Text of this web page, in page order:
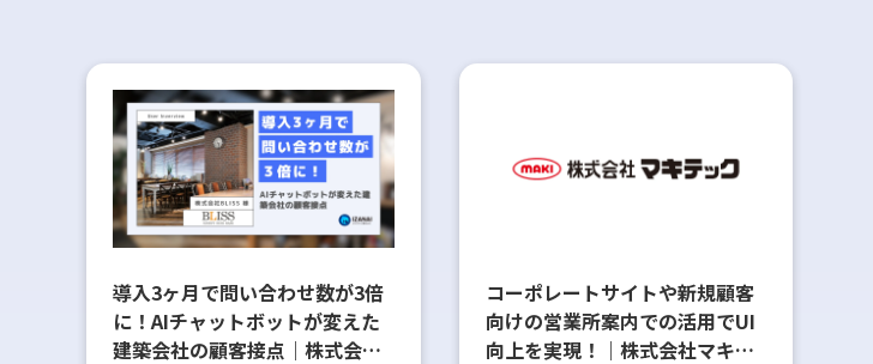
導入3ヶ月で問い合わせ数が3倍
に！AIチャットボットが変えた
建築会社の顧客接点｜株式会社
コーポレートサイトや新規顧客
向けの営業所案内での活用でUI
向上を実現！｜株式会社マキテ